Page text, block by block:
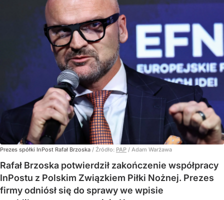
Prezes spółki InPost Rafał Brzoska / Źródło: PAP / Adam Warżawa
Rafał Brzoska potwierdził zakończenie współpracy
InPostu z Polskim Związkiem Piłki Nożnej. Prezes
firmy odniósł się do sprawy we wpisie